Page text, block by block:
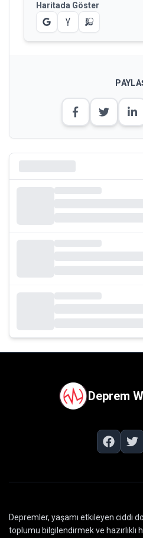
Haritada Göster
Deprem
Depremler, yaşamı etkileyen ciddi
toplumu bilgilendirmek ve hazırlıklı